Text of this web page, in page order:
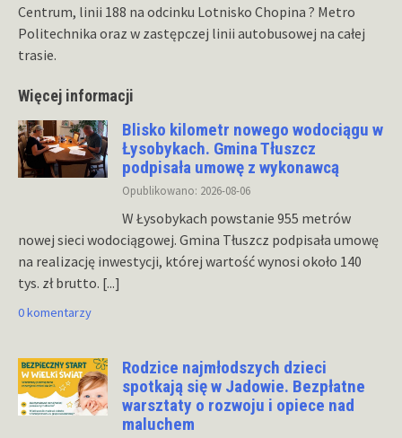
Centrum, linii 188 na odcinku Lotnisko Chopina ? Metro
Politechnika oraz w zastępczej linii autobusowej na całej
trasie.
Więcej informacji
Blisko kilometr nowego wodociągu w
Łysobykach. Gmina Tłuszcz
podpisała umowę z wykonawcą
Opublikowano: 2026-08-06
W Łysobykach powstanie 955 metrów
nowej sieci wodociągowej. Gmina Tłuszcz podpisała umowę
na realizację inwestycji, której wartość wynosi około 140
tys. zł brutto. [...]
0 komentarzy
Rodzice najmłodszych dzieci
spotkają się w Jadowie. Bezpłatne
warsztaty o rozwoju i opiece nad
maluchem